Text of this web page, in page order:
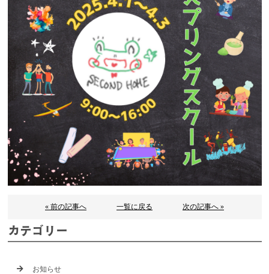
« 前の記事へ 一覧に戻る 次の記事へ »
カテゴリー
お知らせ